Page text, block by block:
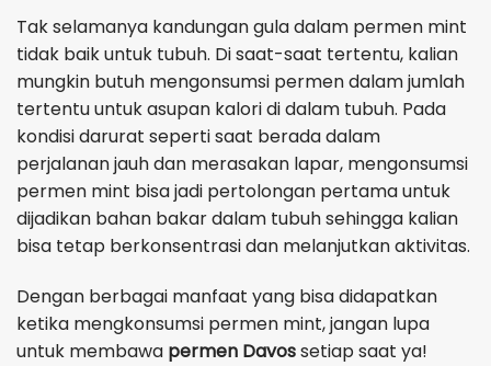
Tak selamanya kandungan gula dalam permen mint
tidak baik untuk tubuh. Di saat-saat tertentu, kalian
mungkin butuh mengonsumsi permen dalam jumlah
tertentu untuk asupan kalori di dalam tubuh. Pada
kondisi darurat seperti saat berada dalam
perjalanan jauh dan merasakan lapar, mengonsumsi
permen mint bisa jadi pertolongan pertama untuk
dijadikan bahan bakar dalam tubuh sehingga kalian
bisa tetap berkonsentrasi dan melanjutkan aktivitas.
Dengan berbagai manfaat yang bisa didapatkan
ketika mengkonsumsi permen mint, jangan lupa
untuk membawa permen Davossetiap saat ya!